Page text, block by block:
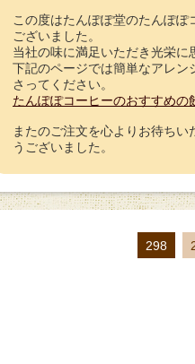
この度はたんぽぽ堂のたんぽぽ
ございました。
当社の味に満足いただき光栄に
下記のページでは簡単なアレン
さってください。
たんぽぽコーヒーのおすすめの
またのご注文を心よりお待ち
うございました。
298